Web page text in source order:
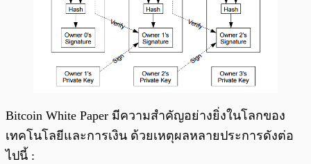
Bitcoin White Paper มีความสำคัญอย่างยิ่งในโลกของ
เทคโนโลยีและการเงิน ด้วยเหตุผลหลายประการดังต่อ
ไปนี้ :